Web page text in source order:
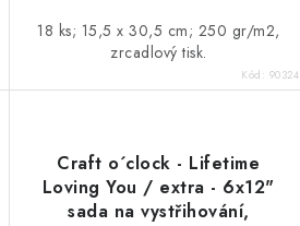
18 ks; 15,5 x 30,5 cm; 250 gr/m2,
zrcadlový tisk.
Kód: 90324
Craft o´clock - Lifetime
Loving You / extra - 6x12"
sada na vystřihování,